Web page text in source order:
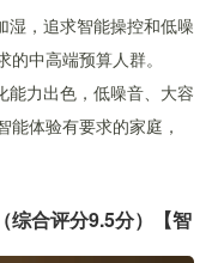
湿，追求智能操控和低噪
中高端预算人群。
能力出色，低噪音、大容
体验有要求的家庭，
综合评分9.5分）【智